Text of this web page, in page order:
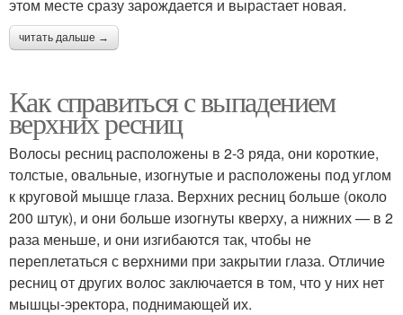
этом месте сразу зарождается и вырастает новая.
читать дальше →
Как справиться с выпадением
верхних ресниц
Волосы ресниц расположены в 2-3 ряда, они короткие,
толстые, овальные, изогнутые и расположены под углом
к круговой мышце глаза. Верхних ресниц больше (около
200 штук), и они больше изогнуты кверху, а нижних — в 2
раза меньше, и они изгибаются так, чтобы не
переплетаться с верхними при закрытии глаза. Отличие
ресниц от других волос заключается в том, что у них нет
мышцы-эректора, поднимающей их.